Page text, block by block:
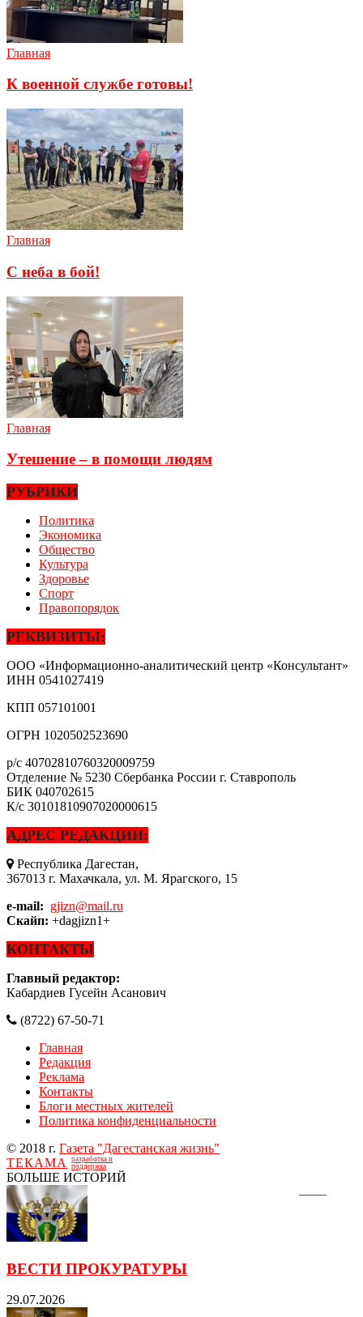
Главная
К военной службе готовы!
Главная
С неба в бой!
Главная
Утешение – в помощи людям
РУБРИКИ
Политика
Экономика
Общество
Культура
Здоровье
Спорт
Правопорядок
РЕКВИЗИТЫ:
ООО «Информационно-аналитический центр «Консультант»
ИНН 0541027419
КПП 057101001
ОГРН 1020502523690
р/с 40702810760320009759
Отделение № 5230 Сбербанка России г. Ставрополь
БИК 040702615
К/с 30101810907020000615
АДРЕС РЕДАКЦИИ:
Республика Дагестан,
367013 г. Махачкала, ул. М. Ярагского, 15
e-mail: gjizn@mail.ru
Скайп: +dagjizn1+
КОНТАКТЫ
Главный редактор:
Кабардиев Гусейн Асанович
(8722) 67-50-71
Главная
Редакция
Реклама
Контакты
Блоги местных жителей
Политика конфиденциальности
© 2018 г. Газета "Дагестанская жизнь"
ТЕКАМА
разработка и
поддержка
БОЛЬШЕ ИСТОРИЙ
ВЕСТИ ПРОКУРАТУРЫ
29.07.2026